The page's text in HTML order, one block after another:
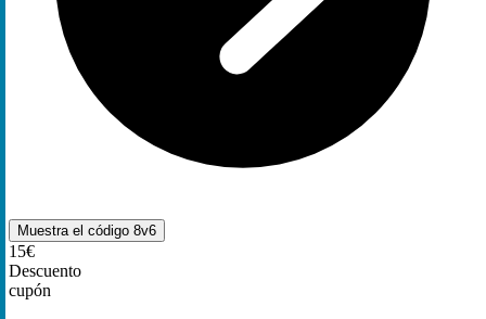
Muestra el código 8v6
15€
Descuento
cupón